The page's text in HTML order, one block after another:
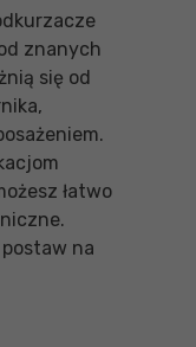
znanych
się od
łatwo
na